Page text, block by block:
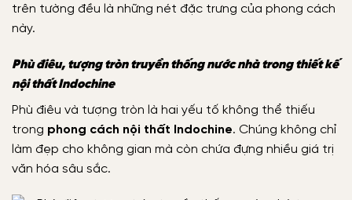
trên tường đều là những nét đặc trưng của phong cách
này.
Phù điêu, tượng tròn truyền thống nước nhà trong thiết kế
nội thất Indochine
Phù điêu và tượng tròn là hai yếu tố không thể thiếu
trong phong cách nội thất Indochine. Chúng không chỉ
làm đẹp cho không gian mà còn chứa đựng nhiều giá trị
văn hóa sâu sắc.